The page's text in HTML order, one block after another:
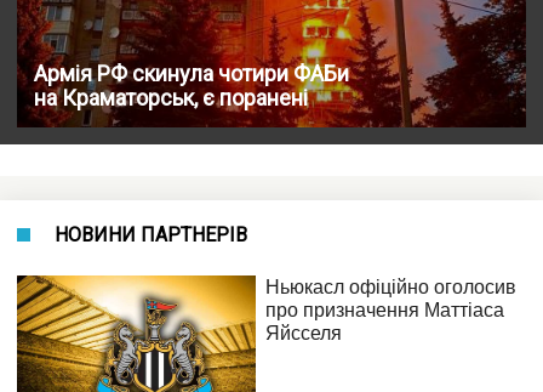
Армія РФ скинула чотири ФАБи
на Краматорськ, є поранені
НОВИНИ ПАРТНЕРІВ